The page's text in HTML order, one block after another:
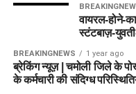
वायरल-होने-
स्टंटबाज़-युवती-
BREAKINGNEWS 1 year ago
ब्रेकिंग न्यूज़ | चमोली जिले के
के कर्मचारी की संदिग्ध